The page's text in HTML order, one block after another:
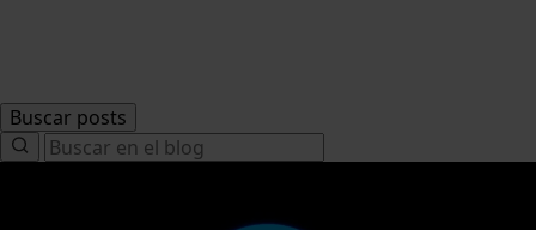
Buscar posts
Search
for: